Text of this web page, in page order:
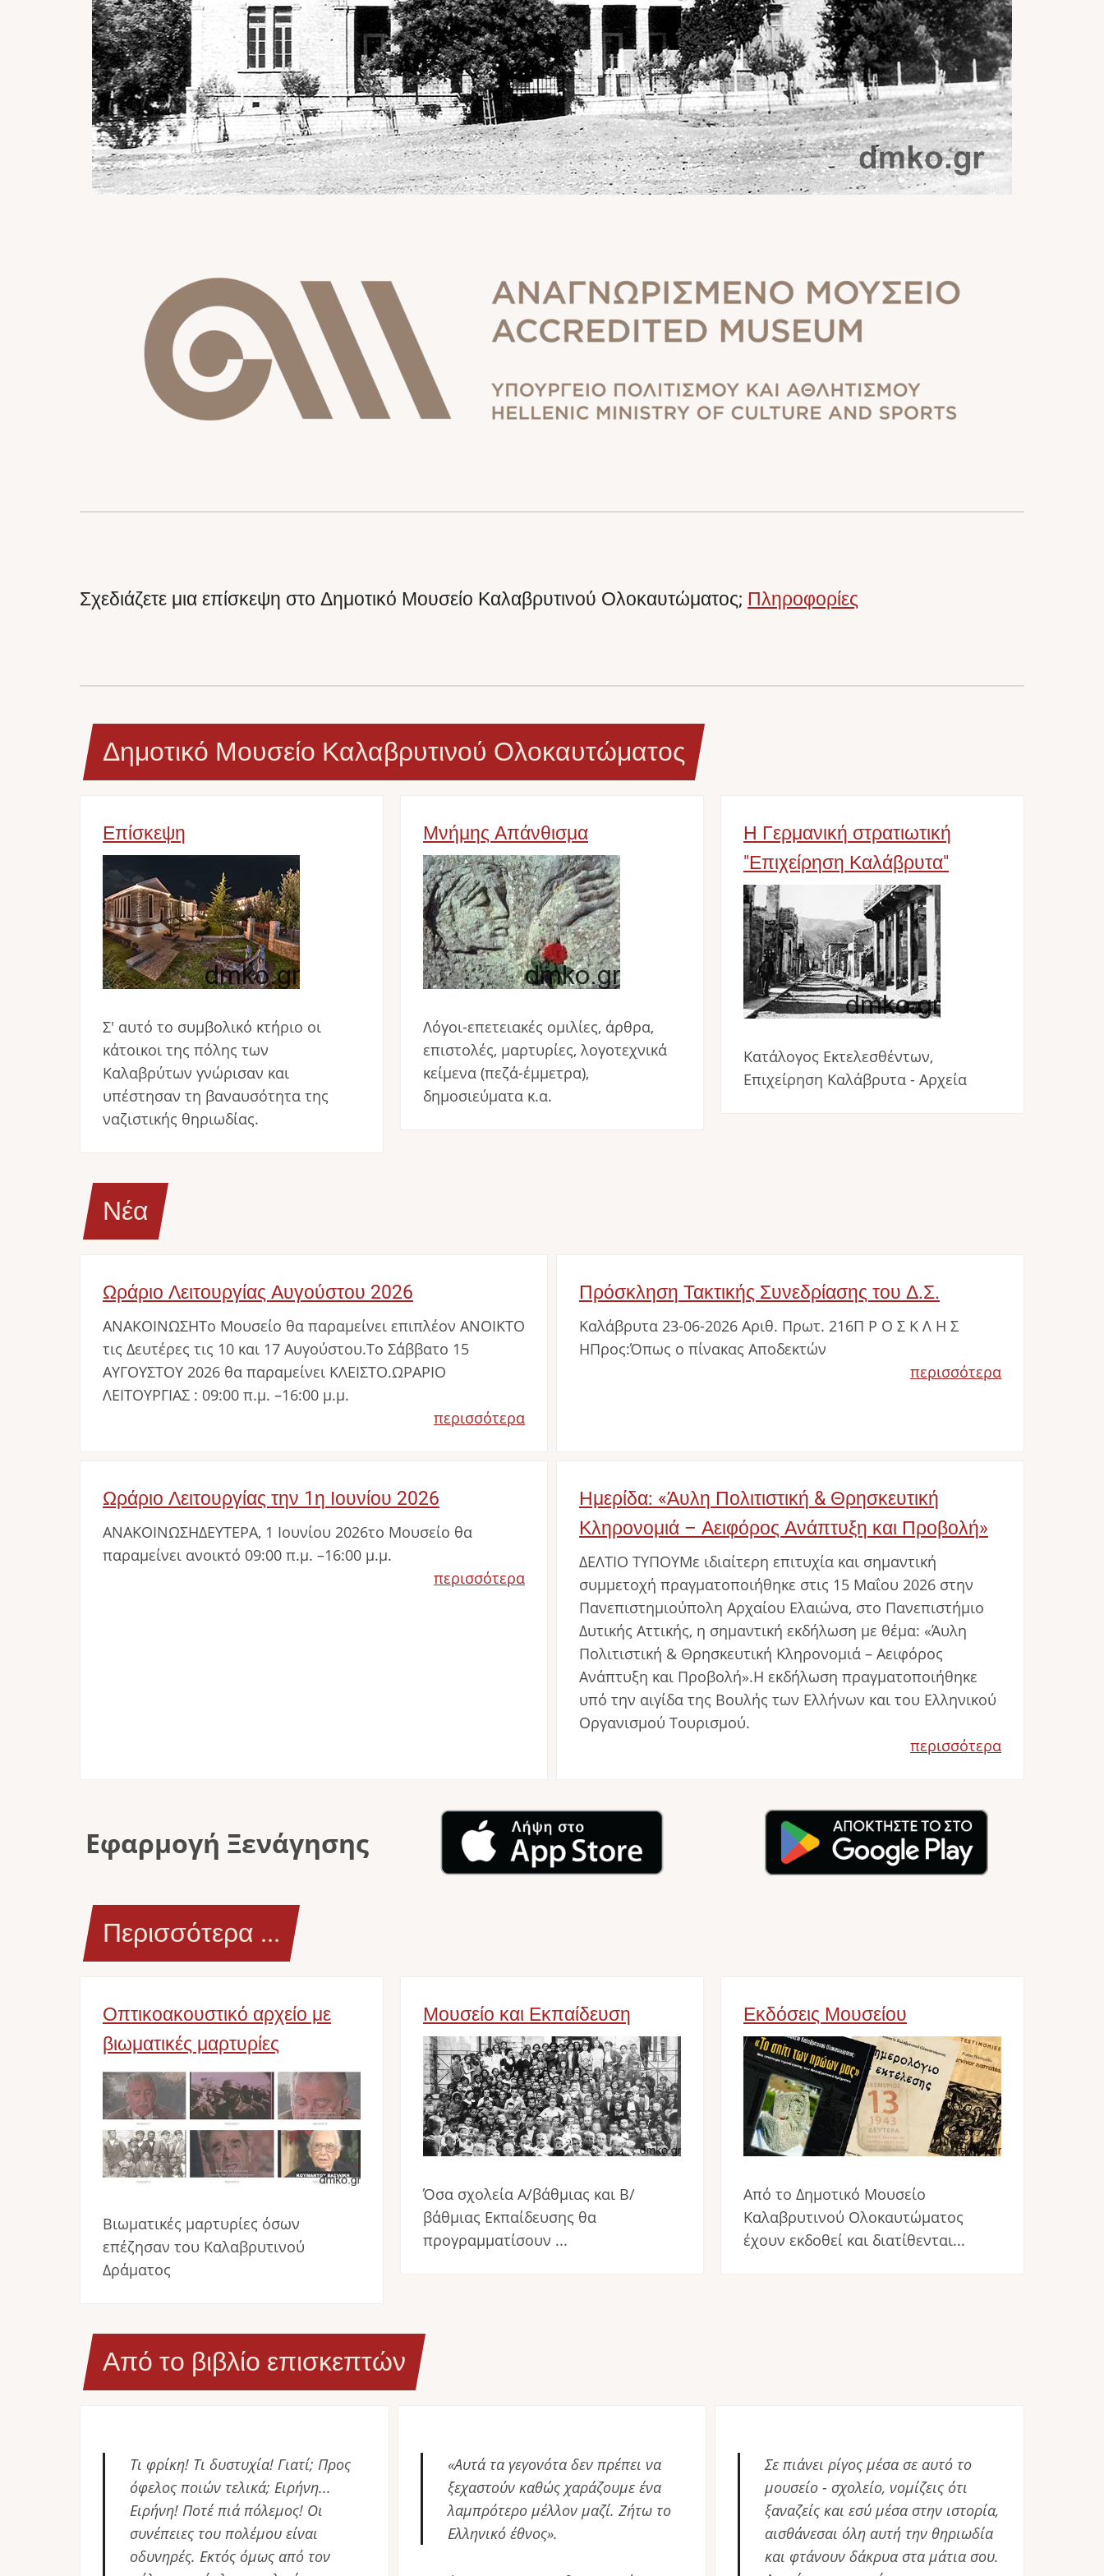
Σχεδιάζετε μια επίσκεψη στο Δημοτικό Μουσείο Καλαβρυτινού Ολοκαυτώματος; Πληροφορίες
Δημοτικό Μουσείο Καλαβρυτινού Ολοκαυτώματος
Επίσκεψη
Image
Σ' αυτό το συμβολικό κτήριο οι
κάτοικοι της πόλης των
Καλαβρύτων γνώρισαν και
υπέστησαν τη βαναυσότητα της
ναζιστικής θηριωδίας.
Μνήμης Απάνθισμα
Image
Λόγοι-επετειακές ομιλίες, άρθρα,
επιστολές, μαρτυρίες, λογοτεχνικά
κείμενα (πεζά-έμμετρα),
δημοσιεύματα κ.α.
Η Γερμανική στρατιωτική
"Επιχείρηση Καλάβρυτα"
Image
Κατάλογος Εκτελεσθέντων,
Επιχείρηση Καλάβρυτα - Αρχεία
Νέα
Ωράριο Λειτουργίας Αυγούστου 2026
ΑΝΑΚΟΙΝΩΣΗΤο Μουσείο θα παραμείνει επιπλέον ΑΝΟΙΚΤΟ
τις Δευτέρες τις 10 και 17 Αυγούστου.Το Σάββατο 15
ΑΥΓΟΥΣΤΟΥ 2026 θα παραμείνει ΚΛΕΙΣΤΟ.ΩΡΑΡΙΟ
ΛΕΙΤΟΥΡΓΙΑΣ : 09:00 π.μ. –16:00 μ.μ.
περισσότερα
Πρόσκληση Τακτικής Συνεδρίασης του Δ.Σ.
Καλάβρυτα 23-06-2026 Αριθ. Πρωτ. 216Π Ρ Ο Σ Κ Λ Η Σ
ΗΠρος:Όπως ο πίνακας Αποδεκτών
περισσότερα
Ωράριο Λειτουργίας την 1η Ιουνίου 2026
ΑΝΑΚΟΙΝΩΣΗΔΕΥΤΕΡΑ, 1 Ιουνίου 2026το Μουσείο θα
παραμείνει ανοικτό 09:00 π.μ. –16:00 μ.μ.
περισσότερα
Ημερίδα: «Άυλη Πολιτιστική & Θρησκευτική
Κληρονομιά – Αειφόρος Ανάπτυξη και Προβολή»
ΔΕΛΤΙΟ ΤΥΠΟΥΜε ιδιαίτερη επιτυχία και σημαντική
συμμετοχή πραγματοποιήθηκε στις 15 Μαΐου 2026 στην
Πανεπιστημιούπολη Αρχαίου Ελαιώνα, στο Πανεπιστήμιο
Δυτικής Αττικής, η σημαντική εκδήλωση με θέμα: «Άυλη
Πολιτιστική & Θρησκευτική Κληρονομιά – Αειφόρος
Ανάπτυξη και Προβολή».Η εκδήλωση πραγματοποιήθηκε
υπό την αιγίδα της Βουλής των Ελλήνων και του Ελληνικού
Οργανισμού Τουρισμού.
περισσότερα
Εφαρμογή Ξενάγησης
Περισσότερα ...
Οπτικοακουστικό αρχείο με
βιωματικές μαρτυρίες
Image
Βιωματικές μαρτυρίες όσων
επέζησαν του Καλαβρυτινού
Δράματος
Μουσείο και Εκπαίδευση
Image
Όσα σχολεία Α/βάθμιας και Β/
βάθμιας Εκπαίδευσης θα
προγραμματίσουν ...
Εκδόσεις Μουσείου
Image
Από το Δημοτικό Μουσείο
Καλαβρυτινού Ολοκαυτώματος
έχουν εκδοθεί και διατίθενται...
Από το βιβλίο επισκεπτών
Τι φρίκη! Τι δυστυχία! Γιατί; Προς
όφελος ποιών τελικά; Ειρήνη...
Ειρήνη! Ποτέ πιά πόλεμος! Οι
συνέπειες του πολέμου είναι
οδυνηρές. Εκτός όμως από τον
«Αυτά τα γεγονότα δεν πρέπει να
ξεχαστούν καθώς χαράζουμε ένα
λαμπρότερο μέλλον μαζί. Ζήτω το
Ελληνικό έθνος».
Σε πιάνει ρίγος μέσα σε αυτό το
μουσείο - σχολείο, νομίζεις ότι
ξαναζείς και εσύ μέσα στην ιστορία,
αισθάνεσαι όλη αυτή την θηριωδία
και φτάνουν δάκρυα στα μάτια σου.